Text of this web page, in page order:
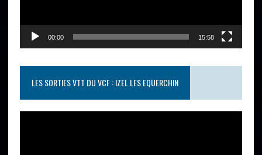
00:00 15:58
LES SORTIES VTT DU VCF : IZEL LES EQUERCHIN